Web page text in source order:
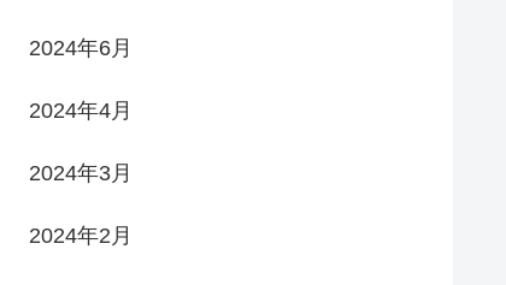
2024年6月
2024年4月
2024年3月
2024年2月